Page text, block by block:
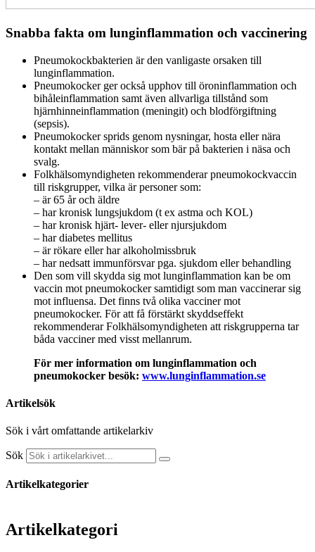
Snabba fakta om lunginflammation och vaccinering
Pneumokockbakterien är den vanligaste orsaken till
lunginflammation.
Pneumokocker ger också upphov till öroninflammation och
bihåleinflammation samt även allvarliga tillstånd som
hjärnhinneinflammation (meningit) och blodförgiftning
(sepsis).
Pneumokocker sprids genom nysningar, hosta eller nära
kontakt mellan människor som bär på bakterien i näsa och
svalg.
Folkhälsomyndigheten rekommenderar pneumokockvaccin
till riskgrupper, vilka är personer som:
– är 65 år och äldre
– har kronisk lungsjukdom (t ex astma och KOL)
– har kronisk hjärt- lever- eller njursjukdom
– har diabetes mellitus
– är rökare eller har alkoholmissbruk
– har nedsatt immunförsvar pga. sjukdom eller behandling
Den som vill skydda sig mot lunginflammation kan be om
vaccin mot pneumokocker samtidigt som man vaccinerar sig
mot influensa. Det finns två olika vacciner mot
pneumokocker. För att få förstärkt skyddseffekt
rekommenderar Folkhälsomyndigheten att riskgrupperna tar
båda vacciner med visst mellanrum.
För mer information om lunginflammation och
pneumokocker besök: www.lunginflammation.se
Artikelsök
Sök i vårt omfattande artikelarkiv
Sök
Artikelkategorier
Artikelkategori